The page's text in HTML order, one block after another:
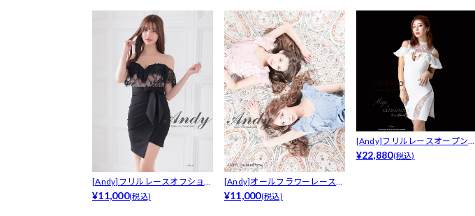
[Andy]フリルレースオフショル
ウエ...
¥11,000(税込)
[Andy]オールフラワーレースフ
リル...
¥11,000(税込)
[Andy]フリルレースオープンシ
ョル...
¥22,880(税込)